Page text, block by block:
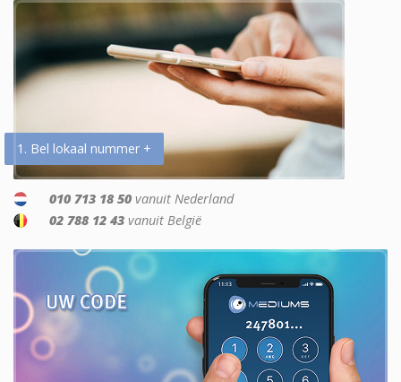
1. Bel lokaal nummer +
010 713 18 50 vanuit Nederland
02 788 12 43 vanuit België